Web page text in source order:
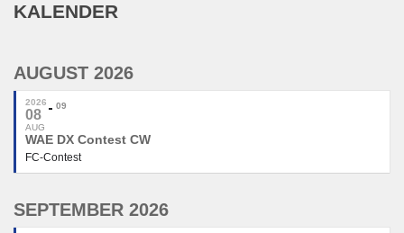
KALENDER
AUGUST 2026
2026
08
AUG
09
WAE DX Contest CW
FC-Contest
SEPTEMBER 2026